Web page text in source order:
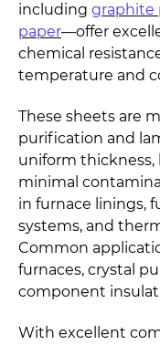
including graphite
paper—offer
chemical
temperature and
These sheets are
purification and
uniform thickness,
minimal
in furnace linings,
systems, and
Common
furnaces, crystal
component
With excellent